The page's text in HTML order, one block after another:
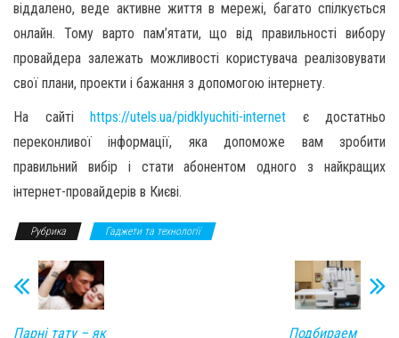
віддалено, веде активне життя в мережі, багато спілкується
онлайн. Тому варто пам’ятати, що від правильності вибору
провайдера залежать можливості користувача реалізовувати
свої плани, проекти і бажання з допомогою інтернету.
На сайті https://utels.ua/pidklyuchiti-internet є достатньо
переконливої інформації, яка допоможе вам зробити
правильний вибір і стати абонентом одного з найкращих
інтернет-провайдерів в Києві.
Рубрика Гаджети та технології
Парні тату – як Подбираем